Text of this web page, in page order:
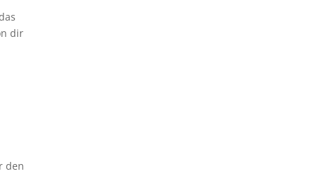
dir
den